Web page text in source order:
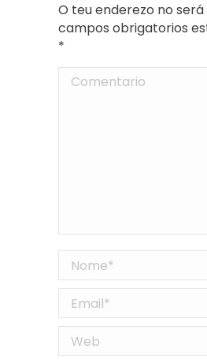
O teu enderezo no
campos obrigatorios
*
Comentario
Nome *
Email *
Web